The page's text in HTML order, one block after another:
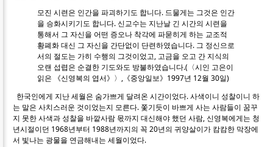
모진 시련은 인간을 파괴하기도 합니다. 드물게는 그것은 인간
을 승화시키기도 합니다. 신교수는 지난날 긴 시간의 시련을
통해서 그 자신을 어떤 증오나 착각에 파묻히게 하는 교조적
황폐화 대신 그 자신을 간단없이 단련하였습니다. 그 정신으로
서의 절도는 가히 수행의 그것이었고, 고금을 오고 간 지식의
오랜 섭렵은 순결한 기도와도 방불하였습니다.(〈시인 고은이
읽은 《신영복의 엽서》〉,《중앙일보》1997년 12월 30일)
한국인에게 지난 세월은 숨가쁘게 달려온 시간이었다. 사색이니 성찰이니 하
는 말은 사치스러운 것이었는지 모른다. 쫓기듯이 바쁘게 사는 사람들이 꿈꾸
지 못한 사색과 성찰을 바깥사람 몫까지 대신해야 했던 사람, 신영복에게는 청
년시절이던 1968년부터 1988년까지의 꼭 20년의 귀양살이가 캄캄한 막장에
서 빛나는 광물을 연금해내는 세월이었다.